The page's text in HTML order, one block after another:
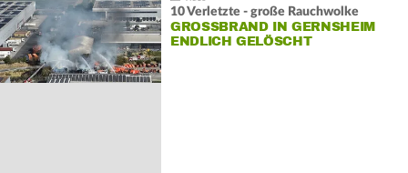
10 Verletzte - große Rauchwolke
GROSSBRAND IN GERNSHEIM E
NDLICH GELÖSCHT